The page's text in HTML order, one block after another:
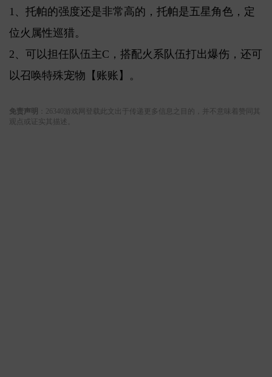
1、托帕的强度还是非常高的，托帕是五星角色，定
位火属性巡猎。
2、可以担任队伍主C，搭配火系队伍打出爆伤，还可
以召唤特殊宠物【账账】。
免责声明
：26340游戏网登载此文出于传递更多信息之目的，并不意味着赞同其
观点或证实其描述。